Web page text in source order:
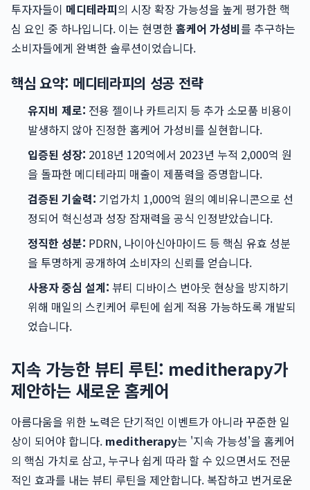
투자자들이 메디테라피의 시장 확장 가능성을 높게 평가한 핵
심 요인 중 하나입니다. 이는 현명한홈케어 가성비를 추구하는
소비자들에게 완벽한 솔루션이었습니다.
핵심 요약: 메디테라피의 성공 전략
유지비 제로: 전용 젤이나 카트리지 등 추가 소모품 비용이
발생하지 않아 진정한 홈케어 가성비를 실현합니다.
입증된 성장: 2018년 120억에서 2023년 누적 2,000억 원
을 돌파한 메디테라피 매출이 제품력을 증명합니다.
검증된 기술력: 기업가치 1,000억 원의 예비유니콘으로 선
정되어 혁신성과 성장 잠재력을 공식 인정받았습니다.
정직한 성분: PDRN, 나이아신아마이드 등 핵심 유효 성분
을 투명하게 공개하여 소비자의 신뢰를 얻습니다.
사용자 중심 설계: 뷰티 디바이스 번아웃 현상을 방지하기
위해 매일의 스킨케어 루틴에 쉽게 적용 가능하도록 개발되
었습니다.
지속 가능한 뷰티 루틴: meditherapy가
제안하는 새로운 홈케어
아름다움을 위한 노력은 단기적인 이벤트가 아니라 꾸준한 일
상이 되어야 합니다. meditherapy는 '지속 가능성'을 홈케어
의 핵심 가치로 삼고, 누구나 쉽게 따라 할 수 있으면서도 전문
적인 효과를 내는 뷰티 루틴을 제안합니다. 복잡하고 번거로운